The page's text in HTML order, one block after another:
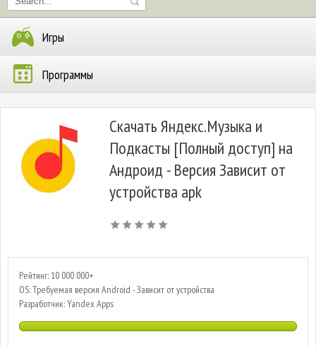
Игры
Программы
Скачать Яндекс.Музыка и
Подкасты [Полный доступ] на
Андроид - Версия Зависит от
устройства apk
Рейтинг: 10 000 000+
OS: Требуемая версия Android - Зависит от устройства
Разработчик: Yandex Apps